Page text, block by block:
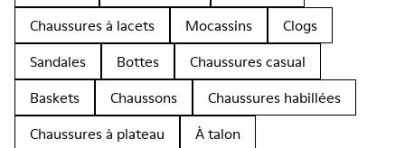
Chaussures à lacets
Mocassins
Clogs
Sandales
Bottes
Chaussures casual
Baskets
Chaussons
Chaussures habillées
Chaussures à plateau
À talon